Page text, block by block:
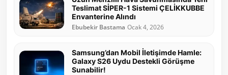
Teslimat SİPER-1 Sistemi ÇELİKKUBBE
Envanterine Alındı
Ebubekir Bastama Ocak 4, 2026
Samsung’dan Mobil İletişimde Hamle:
Galaxy S26 Uydu Destekli Görüşme
Sunabilir!